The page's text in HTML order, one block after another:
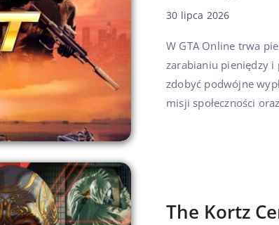
30 lipca 2026
W GTA Online trwa
zarabianiu pieniędzy i
zdobyć podwójne
misji społeczności
The Kortz